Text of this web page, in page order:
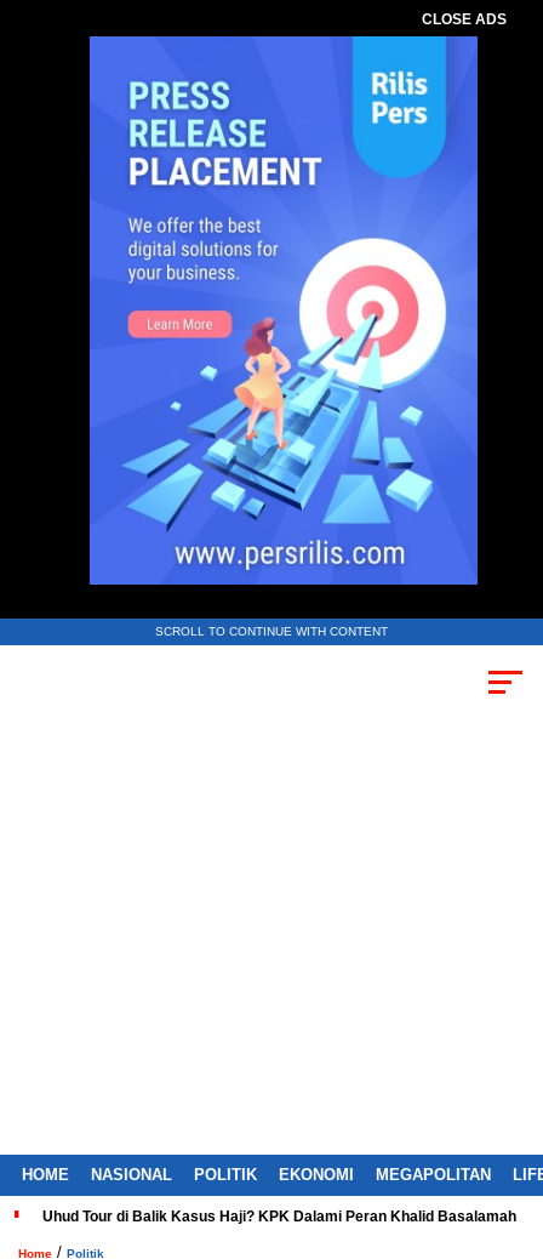
CLOSE ADS
SCROLL TO CONTINUE WITH CONTENT
HOME NASIONAL POLITIK EKONOMI MEGAPOLITAN
Uhud Tour di Balik Kasus Haji? KPK Dalami Peran Khalid Basalamah
Home / Politik